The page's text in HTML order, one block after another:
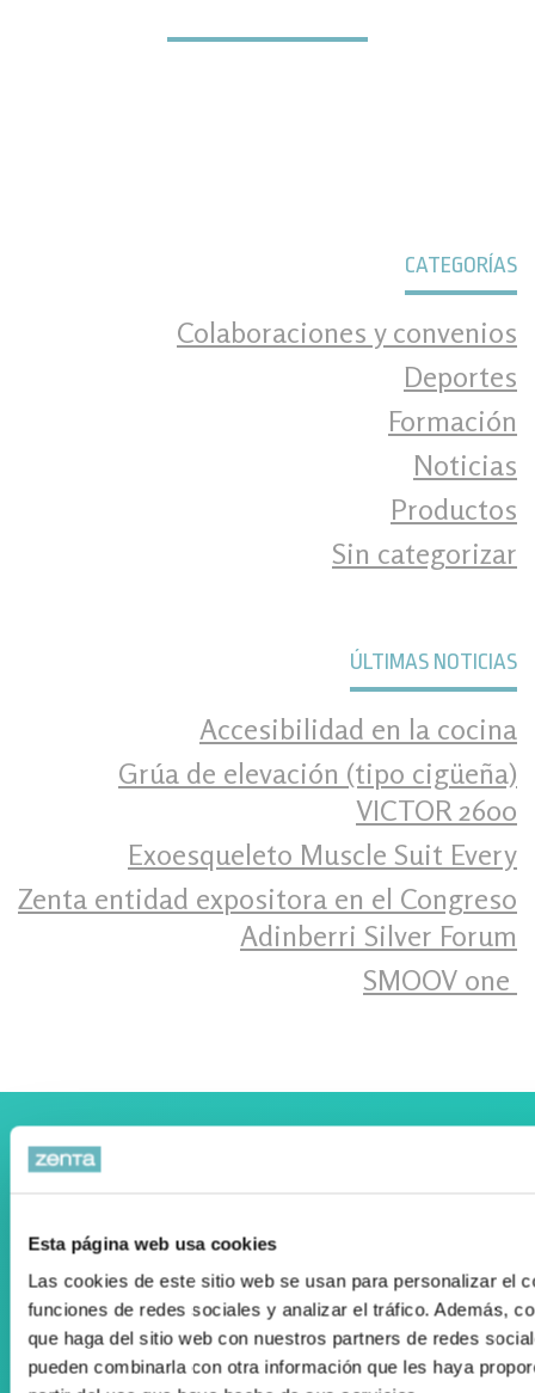
Esta página web usa cookies
Las cookies de este sitio web se usan para personalizar el
funciones de redes sociales y analizar el tráfico. Además,
que haga del sitio web con nuestros partners de redes
pueden combinarla con otra información que les haya
CATEGORÍAS
Colaboraciones y convenios
Deportes
Formación
Noticias
Productos
Sin categorizar
ÚLTIMAS NOTICIAS
Accesibilidad en la cocina
Grúa de elevación (tipo cigüeña)
VICTOR 2600
Exoesqueleto Muscle Suit Every
Zenta entidad expositora en el Congreso
Adinberri Silver Forum
SMOOV one ‍
Colaboramos con el Departamento Vasco de Salud
Registro Publicidad Sanitaria: 93/19
Condiciones de Uso